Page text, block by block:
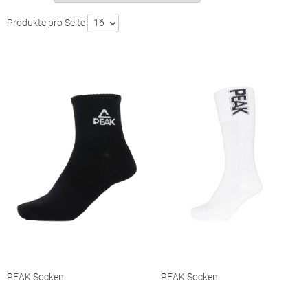
Produkte pro Seite 16
PEAK Socken PEAK Socken